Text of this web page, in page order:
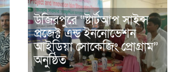
উজিরপুরে “ষ্টার্টআপ সাইন্স
প্রজেক্ট এন্ড ইননোভেশন
আইডিয়া সোকেজিং প্রোগ্রাম”
অনুষ্ঠিত